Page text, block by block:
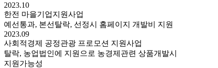
2023.10
한전 마을기업지원사업
예선통과, 본선탈락, 선정시 홈페이지 개발비 지원
2023.09
사회적경제 공정관광 프로모션 지원사업
탈락, 농업법인에 지원으로 농경제관련 상품개발시
지원가능성